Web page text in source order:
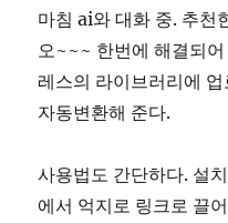
마침 ai와 대화 중. 추천
오~~~ 한번에 해결되
레스의 라이브러리에
자동변환해 준다.
사용법도 간단하다. 설
에서 억지로 링크로 끌